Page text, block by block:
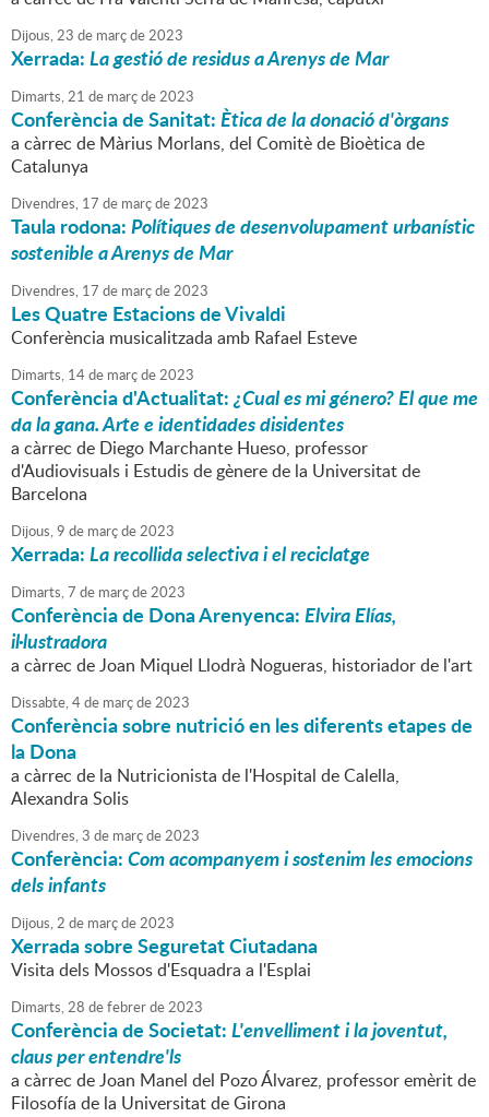
Dijous,23 de marçde2023
Xerrada:La gestió de residus a Arenys de Mar
Dimarts,21 de marçde2023
Conferència de Sanitat:Ètica de la donació d'òrgans
a càrrec de Màrius Morlans, del Comitè de Bioètica de
Catalunya
Divendres, 17 de marçde2023
Taula rodona:Polítiques de desenvolupament urbanístic
sostenible a Arenys de Mar
Divendres, 17 de marçde2023
Les Quatre Estacions de Vivaldi
Conferència musicalitzada amb Rafael Esteve
Dimarts, 14de marçde2023
Conferència d'Actualitat:¿Cual es mi género? El que me
da la gana. Arte e identidades disidentes
a càrrec de Diego Marchante Hueso, professor
d'Audiovisuals i Estudis de gènere de la Universitat de
Barcelona
Dijous,9 de marçde2023
Xerrada:La recollida selectiva i el reciclatge
Dimarts,7 de marçde2023
Conferència de Dona Arenyenca:Elvira Elías,
il·lustradora
a càrrec de Joan Miquel Llodrà Nogueras, historiador de l'art
Dissabte,4de marçde2023
Conferència sobre nutrició en les diferents etapes de
la Dona
a càrrec de la Nutricionista de l'Hospital de Calella,
Alexandra Solis
Divendres,3 de marçde2023
Conferència:Com acompanyem i sostenim les emocions
dels infants
Dijous,2 de marçde2023
Xerrada sobre Seguretat Ciutadana
Visita dels Mossos d'Esquadra a l'Esplai
Dimarts,28 defebrerde2023
Conferència de Societat:L'envelliment i la joventut,
claus per entendre'ls
a càrrec de Joan Manel del Pozo Álvarez, professor emèrit de
Filosofía de la Universitat de Girona